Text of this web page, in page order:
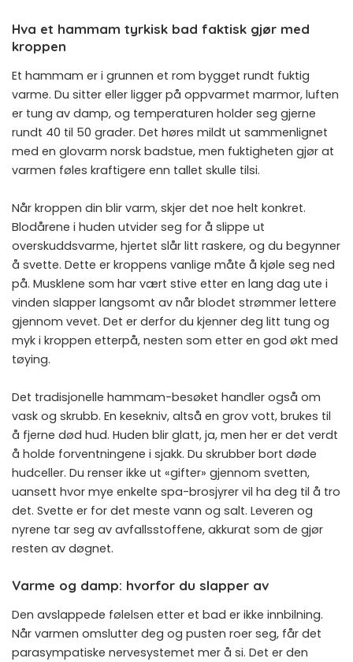
Hva et hammam tyrkisk bad faktisk gjør med
kroppen
Et hammam er i grunnen et rom bygget rundt fuktig
varme. Du sitter eller ligger på oppvarmet marmor, luften
er tung av damp, og temperaturen holder seg gjerne
rundt 40 til 50 grader. Det høres mildt ut sammenlignet
med en glovarm norsk badstue, men fuktigheten gjør at
varmen føles kraftigere enn tallet skulle tilsi.
Når kroppen din blir varm, skjer det noe helt konkret.
Blodårene i huden utvider seg for å slippe ut
overskuddsvarme, hjertet slår litt raskere, og du begynner
å svette. Dette er kroppens vanlige måte å kjøle seg ned
på. Musklene som har vært stive etter en lang dag ute i
vinden slapper langsomt av når blodet strømmer lettere
gjennom vevet. Det er derfor du kjenner deg litt tung og
myk i kroppen etterpå, nesten som etter en god økt med
tøying.
Det tradisjonelle hammam-besøket handler også om
vask og skrubb. En kesekniv, altså en grov vott, brukes til
å fjerne død hud. Huden blir glatt, ja, men her er det verdt
å holde forventningene i sjakk. Du skrubber bort døde
hudceller. Du renser ikke ut «gifter» gjennom svetten,
uansett hvor mye enkelte spa-brosjyrer vil ha deg til å tro
det. Svette er for det meste vann og salt. Leveren og
nyrene tar seg av avfallsstoffene, akkurat som de gjør
resten av døgnet.
Varme og damp: hvorfor du slapper av
Den avslappede følelsen etter et bad er ikke innbilning.
Når varmen omslutter deg og pusten roer seg, får det
parasympatiske nervesystemet mer å si. Det er den